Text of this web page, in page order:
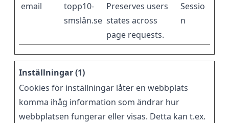
email
topp10-
smslån.se
Preserves users
states across
page requests.
Sessio
n
Inställningar (1)
Cookies för inställningar låter en webbplats
komma ihåg information som ändrar hur
webbplatsen fungerar eller visas. Detta kan t.ex.